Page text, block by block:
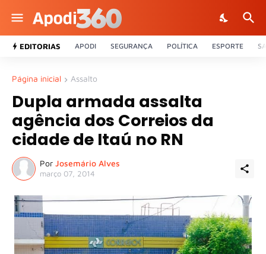
EDITORIAS APODI SEGURANÇA POLÍTICA ESPORTE
Página inicial Assalto
Dupla armada assalta
agência dos Correios da
cidade de Itaú no RN
Por Josemário Alves
março 07, 2014